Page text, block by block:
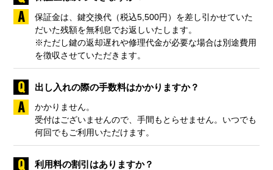
保証金は、鍵交換代（税込5,500円）を差し引かせていた
だいた残額を無利息でお返しいたします。
※ただし鍵の返却遅れや修理代金が必要な場合は別途費用
を徴収させていただきます。
出し入れの際の手数料はかかりますか？
かかりません。
受付はございませんので、手間もとらせません。いつでも
何回でもご利用いただけます。
利用料の割引はありますか？